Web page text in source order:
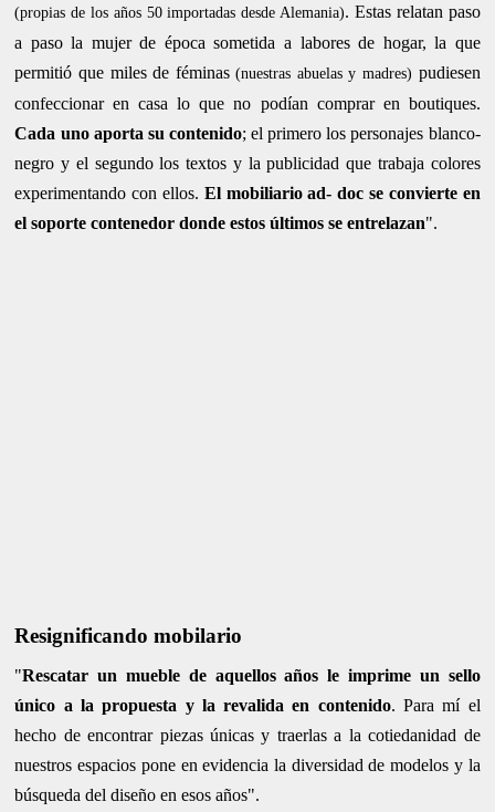
(propias de los años 50 importadas desde Alemania). Estas relatan paso
a paso la mujer de época sometida a labores de hogar, la que
permitió que miles de féminas(nuestras abuelas y madres) pudiesen
confeccionar en casa lo que no podían comprar en boutiques.
Cada uno aporta su contenido; el primero los personajes blanco-
negro y el segundo los textos y la publicidad que trabaja colores
experimentando con ellos. El mobiliario ad- doc se convierte en
el soporte contenedor donde estos últimos se entrelazan".
Resignificando mobilario
"Rescatar un mueble de aquellos años le imprime un sello
único a la propuesta y la revalida en contenido. Para mí el
hecho de encontrar piezas únicas y traerlas a la cotiedanidad de
nuestros espacios pone en evidencia la diversidad de modelos y la
búsqueda del diseño en esos años".